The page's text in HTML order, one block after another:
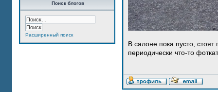
Поиск блогов
Расширенный поиск
В салоне пока пусто,
периодически что-то